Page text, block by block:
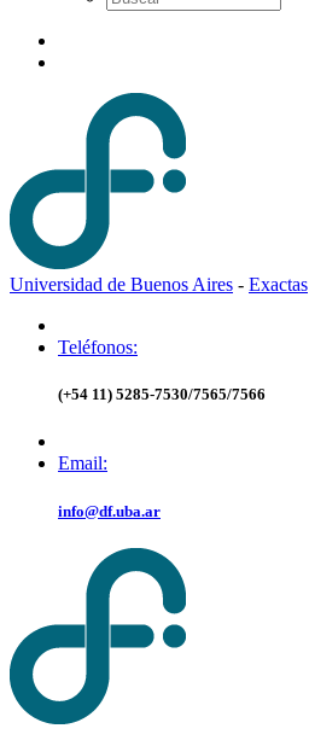
Universidad de Buenos Aires - Exactas
Teléfonos:
(+54 11) 5285-7530/7565/7566
Email:
info@df.uba.ar